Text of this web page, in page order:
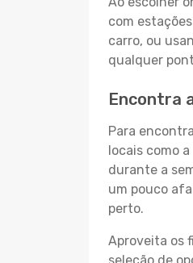
com
carro, ou
qualquer
Encontra
Para
locais como
durante a
um pouco
perto.
Aproveita os